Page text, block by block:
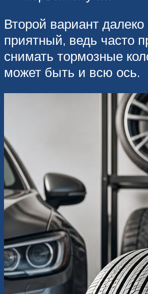
Второй вариант
приятный, ведь часто
снимать тормозные
может быть и всю ось.